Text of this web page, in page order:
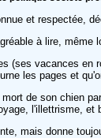
et respectée,
à lire,
(ses vacances en
les pages et
de son chien
l'illettrisme,
mais donne